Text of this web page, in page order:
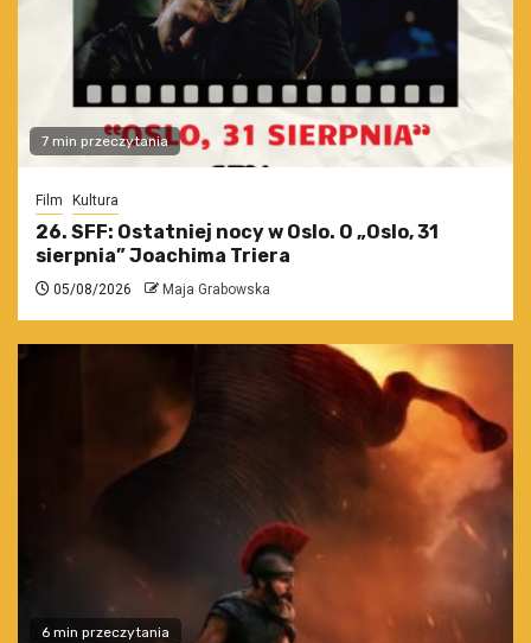
7 min przeczytania
Film Kultura
26. SFF: Ostatniej nocy w Oslo. O „Oslo, 31
sierpnia” Joachima Triera
05/08/2026 Maja Grabowska
6 min przeczytania